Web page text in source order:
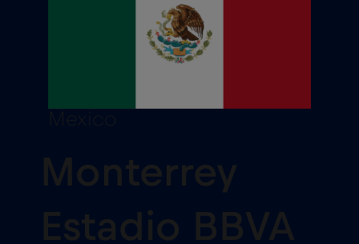
Mexico
Monterrey
Estadio BBVA